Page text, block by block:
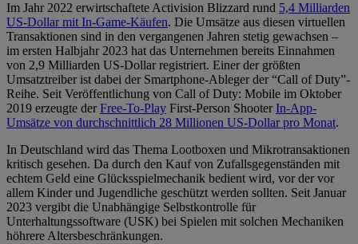
Im Jahr 2022 erwirtschaftete Activision Blizzard rund 5,4 Milliarden
US-Dollar mit In-Game-Käufen. Die Umsätze aus diesen virtuellen
Transaktionen sind in den vergangenen Jahren stetig gewachsen –
im ersten Halbjahr 2023 hat das Unternehmen bereits Einnahmen
von 2,9 Milliarden US-Dollar registriert. Einer der größten
Umsatztreiber ist dabei der Smartphone-Ableger der “Call of Duty”-
Reihe. Seit Veröffentlichung von Call of Duty: Mobile im Oktober
2019 erzeugte derFree-To-Play First-Person ShooterIn-App-
Umsätze von durchschnittlich 28 Millionen US-Dollar pro Monat.
In Deutschland wird das Thema Lootboxen und Mikrotransaktionen
kritisch gesehen. Da durch den Kauf von Zufallsgegenständen mit
echtem Geld eine Glücksspielmechanik bedient wird, vor der vor
allem Kinder und Jugendliche geschützt werden sollten. Seit Januar
2023 vergibt die Unabhängige Selbstkontrolle für
Unterhaltungssoftware (USK) bei Spielen mit solchen Mechaniken
höhrere Altersbeschränkungen.